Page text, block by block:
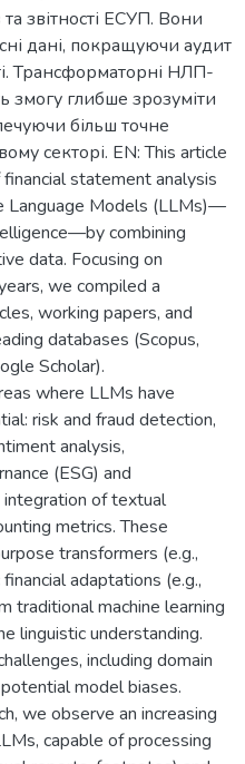
та звітності ЕСУП. Вони
дані, покращуючи аудит
Трансформаторні НЛП-
змогу глибше зрозуміти
більш точне
секторі. EN: This article
statement analysis
Language Models (LLMs)—
combining
data. Focusing on
we compiled a
working papers, and
databases (Scopus,
Scholar).
where LLMs have
risk and fraud detection,
analysis,
(ESG) and
of textual
metrics. These
transformers (e.g.,
adaptations (e.g.,
traditional machine learning
linguistic understanding.
including domain
model biases.
we observe an increasing
capable of processing